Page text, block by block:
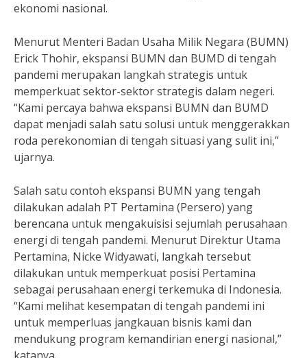
ekonomi nasional.
Menurut Menteri Badan Usaha Milik Negara (BUMN)
Erick Thohir, ekspansi BUMN dan BUMD di tengah
pandemi merupakan langkah strategis untuk
memperkuat sektor-sektor strategis dalam negeri.
“Kami percaya bahwa ekspansi BUMN dan BUMD
dapat menjadi salah satu solusi untuk menggerakkan
roda perekonomian di tengah situasi yang sulit ini,”
ujarnya.
Salah satu contoh ekspansi BUMN yang tengah
dilakukan adalah PT Pertamina (Persero) yang
berencana untuk mengakuisisi sejumlah perusahaan
energi di tengah pandemi. Menurut Direktur Utama
Pertamina, Nicke Widyawati, langkah tersebut
dilakukan untuk memperkuat posisi Pertamina
sebagai perusahaan energi terkemuka di Indonesia.
“Kami melihat kesempatan di tengah pandemi ini
untuk memperluas jangkauan bisnis kami dan
mendukung program kemandirian energi nasional,”